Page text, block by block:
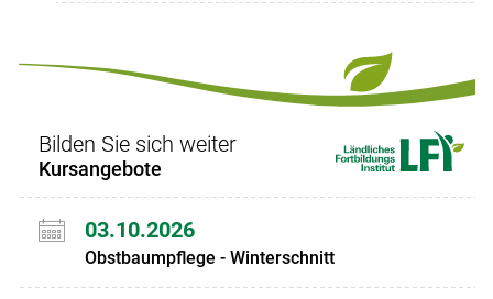
Bilden Sie sich weiter
Kursangebote
03.10.2026
Obstbaumpflege - Winterschnitt